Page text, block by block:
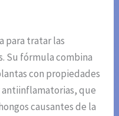
para tratar las
Su fórmula combina
con propiedades
que
causantes de la